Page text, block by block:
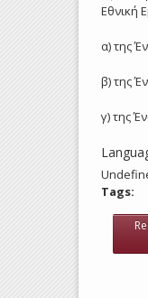
Εθνική
α) της
β) της
γ) της
Tags: